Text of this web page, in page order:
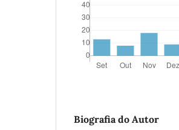
Biografia do Autor